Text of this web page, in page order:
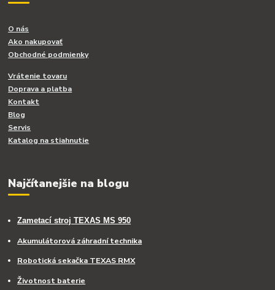
O nás
Ako nakupovať
Obchodné podmienky
Vrátenie tovaru
Doprava a platba
Kontakt
Blog
Servis
Katalog na stiahnutie
Najčítanejšie na blogu
Zametací stroj TEXAS MS 950
Akumulátorová záhradní technika
Robotická sekačka TEXAS RMX
Životnost baterie